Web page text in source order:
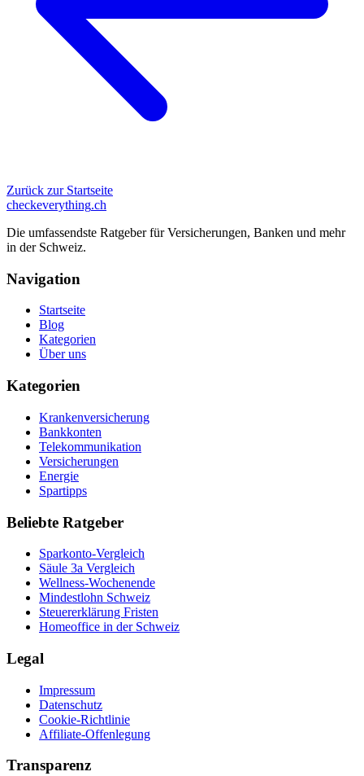
Zurück zur Startseite
checkeverything.ch
Die umfassendste Ratgeber für Versicherungen, Banken und mehr
in der Schweiz.
Navigation
Startseite
Blog
Kategorien
Über uns
Kategorien
Krankenversicherung
Bankkonten
Telekommunikation
Versicherungen
Energie
Spartipps
Beliebte Ratgeber
Sparkonto-Vergleich
Säule 3a Vergleich
Wellness-Wochenende
Mindestlohn Schweiz
Steuererklärung Fristen
Homeoffice in der Schweiz
Legal
Impressum
Datenschutz
Cookie-Richtlinie
Affiliate-Offenlegung
Transparenz